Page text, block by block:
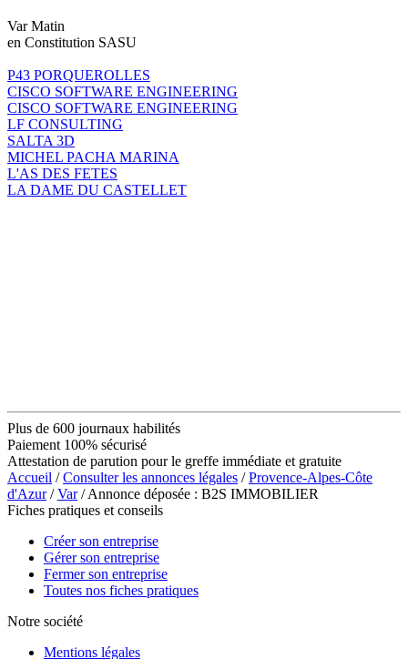
Var Matin
en Constitution SASU
P43 PORQUEROLLES
CISCO SOFTWARE ENGINEERING
CISCO SOFTWARE ENGINEERING
LF CONSULTING
SALTA 3D
MICHEL PACHA MARINA
L'AS DES FETES
LA DAME DU CASTELLET
Plus de 600 journaux habilités
Paiement 100% sécurisé
Attestation de parution pour le greffe immédiate et gratuite
Accueil /Consulter les annonces légales /Provence-Alpes-Côte
d'Azur/Var/ Annonce déposée : B2S IMMOBILIER
Fiches pratiques et conseils
Créer son entreprise
Gérer son entreprise
Fermer son entreprise
Toutes nos fiches pratiques
Notre société
Mentions légales